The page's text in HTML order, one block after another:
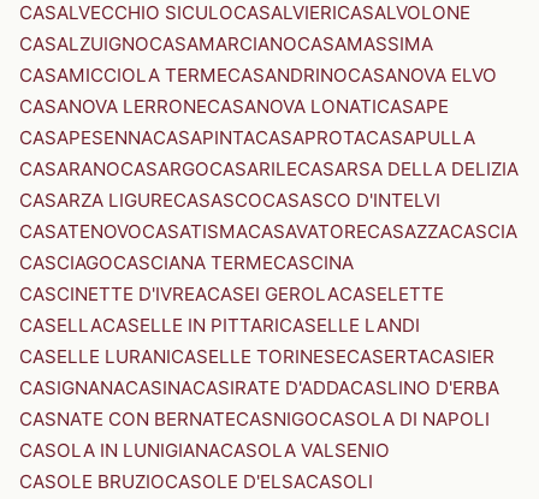
CASALVECCHIO SICULOCASALVIERICASALVOLONE
CASALZUIGNOCASAMARCIANOCASAMASSIMA
CASAMICCIOLA TERMECASANDRINOCASANOVA ELVO
CASANOVA LERRONECASANOVA LONATICASAPE
CASAPESENNACASAPINTACASAPROTACASAPULLA
CASARANOCASARGOCASARILECASARSA DELLA DELIZIA
CASARZA LIGURECASASCOCASASCO D'INTELVI
CASATENOVOCASATISMACASAVATORECASAZZACASCIA
CASCIAGOCASCIANA TERMECASCINA
CASCINETTE D'IVREACASEI GEROLACASELETTE
CASELLACASELLE IN PITTARICASELLE LANDI
CASELLE LURANICASELLE TORINESECASERTACASIER
CASIGNANACASINACASIRATE D'ADDACASLINO D'ERBA
CASNATE CON BERNATECASNIGOCASOLA DI NAPOLI
CASOLA IN LUNIGIANACASOLA VALSENIO
CASOLE BRUZIOCASOLE D'ELSACASOLI